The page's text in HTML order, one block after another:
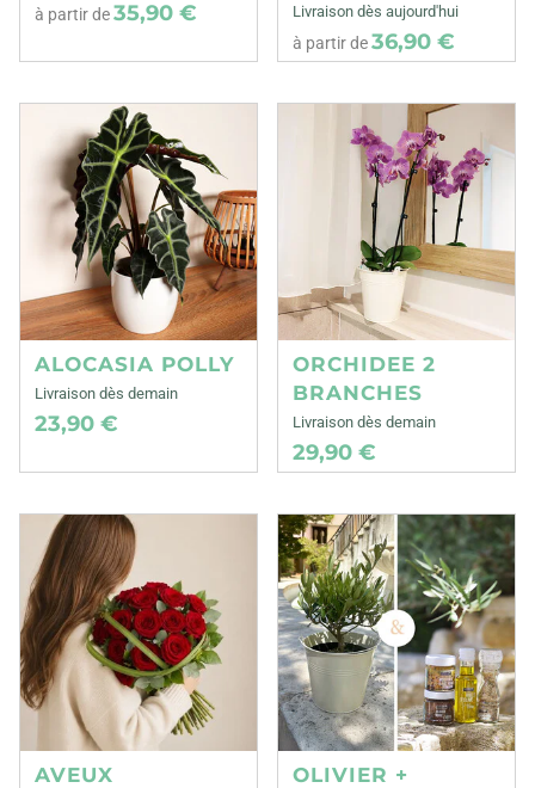
à partir de35,90 € Livraison dès aujourd'hui
à partir de36,90 €
ALOCASIA POLLY
Livraison dès demain
23,90 €
ORCHIDEE 2
BRANCHES
Livraison dès demain
29,90 €
AVEUX
OLIVIER +